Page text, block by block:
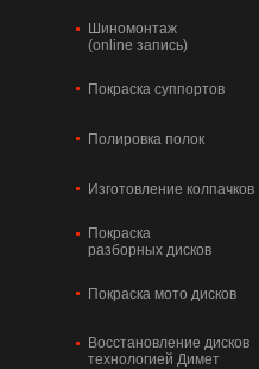
Шиномонтаж
(online запись)
Покраска суппортов
Полировка полок
Изготовление колпачков
Покраска
разборных дисков
Покраска мото дисков
Восстановление дисков
технологией Димет